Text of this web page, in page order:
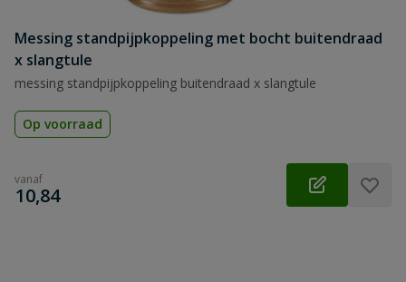
Messing standpijpkoppeling met bocht buitendraad
x slangtule
messing standpijpkoppeling buitendraad x slangtule
Op voorraad
vanaf
€
10,84